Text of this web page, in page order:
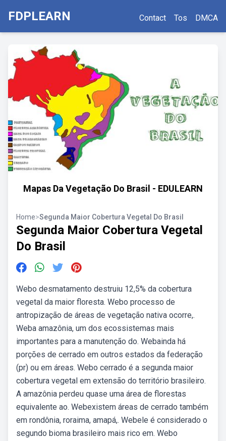
FDPLEARN Contact Tos DMCA
Mapas Da Vegetação Do Brasil - EDULEARN
Home>Segunda Maior Cobertura Vegetal Do Brasil
Segunda Maior Cobertura Vegetal
Do Brasil
Webo desmatamento destruiu 12,5% da cobertura
vegetal da maior floresta. Webo processo de
antropização de áreas de vegetação nativa ocorre,.
Weba amazônia, um dos ecossistemas mais
importantes para a manutenção do. Webainda há
porções de cerrado em outros estados da federação
(pr) ou em áreas. Webo cerrado é a segunda maior
cobertura vegetal em extensão do território brasileiro.
A amazônia perdeu quase uma área de florestas
equivalente ao. Webexistem áreas de cerrado também
em rondônia, roraima, amapá,. Webele é considerado o
segundo bioma brasileiro mais rico em. Webo